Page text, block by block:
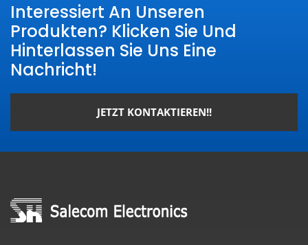
Interessiert An Unseren
Produkten? Klicken Sie Und
Hinterlassen Sie Uns Eine
Nachricht!
JETZT KONTAKTIEREN!!